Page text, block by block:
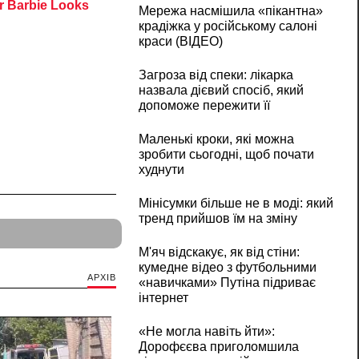
АРХІВ
Мережа насмішила «пікантна»
крадіжка у російському салоні
краси (ВІДЕО)
Загроза від спеки: лікарка
назвала дієвий спосіб, який
допоможе пережити її
Маленькі кроки, які можна
зробити сьогодні, щоб почати
худнути
Мінісумки більше не в моді: який
тренд прийшов їм на зміну
М'яч відскакує, як від стіни:
кумедне відео з футбольними
«навичками» Путіна підриває
інтернет
«Не могла навіть йти»:
Дорофєєва приголомшила